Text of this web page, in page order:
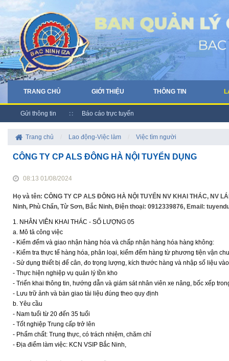
TRANG CHỦ GIỚI THIỆU THÔNG TIN
Gửi thông tin Báo cáo trực tuyến
Trang chủ Lao động-Việc làm Việc tìm người
CÔNG TY CP ALS ĐÔNG HÀ NỘI TUYỂN DỤNG
08:13 01/08/2024
Họ và tên: CÔNG TY CP ALS ĐÔNG HÀ NỘI TUYỂN NV KHAI THÁC, NV
Ninh, Phù Chẩn, Từ Sơn, Bắc Ninh, Điện thoại: 0912339876, Email:
1. NHÂN VIÊN KHAI THÁC - SỐ LƯỢNG 05
a. Mô tả công việc
- Kiểm đếm và giao nhận hàng hóa và chấp nhận hàng hóa hàng không:
- Kiểm tra thực tế hàng hóa, phân loại, kiểm đếm hàng từ phương tiện vận
- Sử dụng thiết bị để cân, đo trọng lượng, kích thước hàng và nhập số liệu
- Thực hiện nghiệp vụ quản lý tồn kho
- Triển khai thông tin, hướng dẫn và giám sát nhân viên xe nâng, bốc xếp
- Lưu trữ ảnh và bàn giao tài liệu đúng theo quy định
b. Yêu cầu
- Nam tuổi từ 20 đến 35 tuổi
- Tốt nghiệp Trung cấp trở lên
- Phẩm chất: Trung thực, có trách nhiệm, chăm chỉ
- Địa điểm làm việc: KCN VSIP Bắc Ninh,